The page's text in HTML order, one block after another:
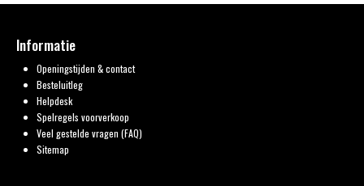
Informatie
Openingstijden & contact
Besteluitleg
Helpdesk
Spelregels voorverkoop
Veel gestelde vragen (FAQ)
Sitemap